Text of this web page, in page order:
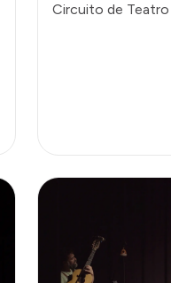
Circuito de Teatro